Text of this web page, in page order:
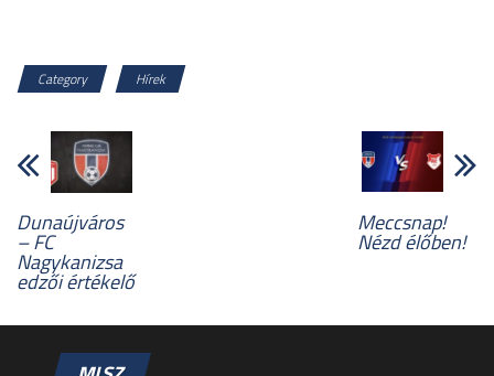
Category Hírek
Dunaújváros
– FC
Nagykanizsa
edzői értékelő
Meccsnap!
Nézd élőben!